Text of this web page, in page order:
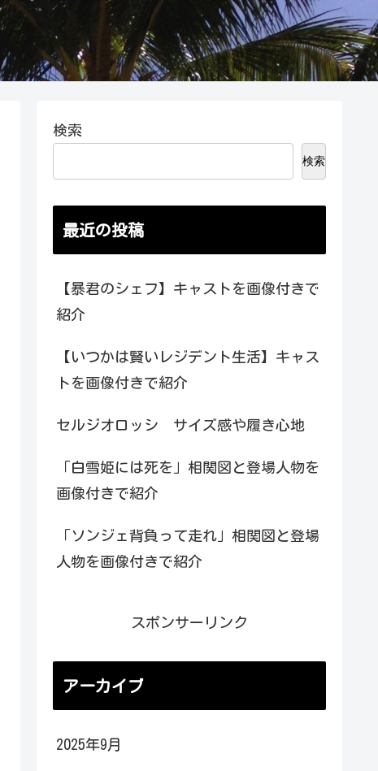
検索
検索
最近の投稿
【暴君のシェフ】キャストを画像付きで
紹介
【いつかは賢いレジデント生活】キャス
トを画像付きで紹介
セルジオロッシ サイズ感や履き心地
「白雪姫には死を」相関図と登場人物を
画像付きで紹介
「ソンジェ背負って走れ」相関図と登場
人物を画像付きで紹介
スポンサーリンク
アーカイブ
2025年9月